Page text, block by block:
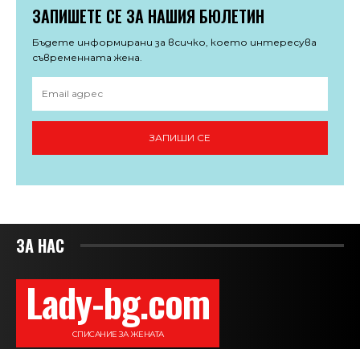
ЗАПИШЕТЕ СЕ ЗА НАШИЯ БЮЛЕТИН
Бъдете информирани за всичко, което интересува
съвременната жена.
ЗАПИШИ СЕ
ЗА НАС
Lady-bg.com
СПИСАНИЕ ЗА ЖЕНАТА